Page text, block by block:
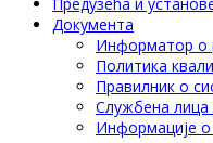
Документа
Информатор о
Политика
Правилник о
Службена лица
Информације